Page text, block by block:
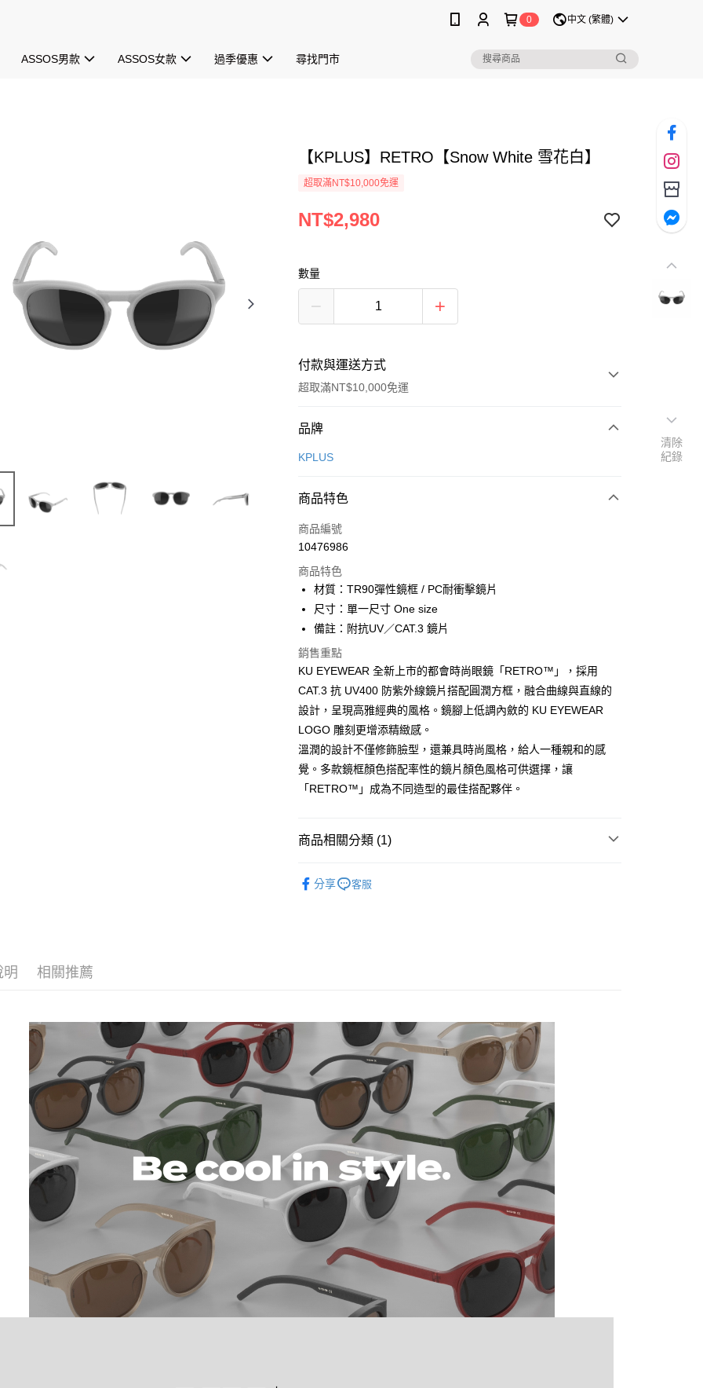
0 中文 (繁體)
ASSOS男款 ASSOS女款 過季優惠 尋找門市
【KPLUS】RETRO【Snow White 雪花白】
超取滿NT$10,000免運
NT$2,980
數量
付款與運送方式
超取滿NT$10,000免運
付款方式
信用卡一次付款
ATM付款
運送方式
全家取貨付款
每筆NT$90
付款後全家取貨
每筆NT$90
7-11取貨付款
每筆NT$60，滿NT$10,000(含以上)免運費
付款後7-11取貨
每筆NT$60，滿NT$10,000(含以上)免運費
每筆NT$80
離島宅配
品牌
KPLUS
商品特色
商品編號
10476986
商品特色
材質：TR90彈性鏡框 / PC耐衝擊鏡片
尺寸：單一尺寸 One size
備註：附抗UV／CAT.3 鏡片
銷售重點
KU EYEWEAR 全新上市的都會時尚眼鏡「RETRO™」，採用
CAT.3 抗 UV400 防紫外線鏡片搭配圓潤方框，融合曲線與直線的
設計，呈現高雅經典的風格。鏡腳上低調內斂的 KU EYEWEAR
LOGO 雕刻更增添精緻感。
溫潤的設計不僅修飾臉型，還兼具時尚風格，給人一種親和的感
覺。多款鏡框顏色搭配率性的鏡片顏色風格可供選擇，讓
「RETRO™」成為不同造型的最佳搭配夥伴。
商品相關分類 (1)
分享
客服
明 相關推薦
清除
紀錄